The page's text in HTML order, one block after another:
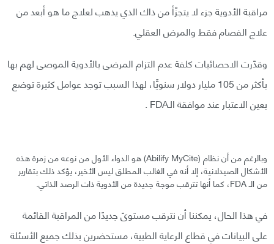
مراقبة الأدوية جزء لا يتجزّأ من ذاك الذي يذهب لعلاج ما هو أبعد من
علاج الفصام فقط والمرض العقلي.
وقدّرت الاحصائيات كلفة عدم التزام المرضى بالأدوية الموصى لهم بها
بأكثر من 105 مليار دولار سنويًّا، لهذا السبب توجد عوامل كثيرة توضع
بعين الاعتبار عند موافقة الـFDA .
وبالرغم من أن نظام (Abilify MyCite) هو الدواء الأول من نوعه من زمرة هذه
الأشكال الصيدلانية، إلا أنه في الغالب المطلق ليس الأخير، يؤكد ذلك بتقارير
من الـ FDA، كما أنها تترقب موجة جديدة من الأدوية ذات الرصد الذاتي.
في هذا الحال، يمكننا أن نترقب مستوىً جديدًا من المراقبة القائمة
على البيانات في قطاع الرعاية الطبية، مستحضرين بذلك جميع الأسئلة